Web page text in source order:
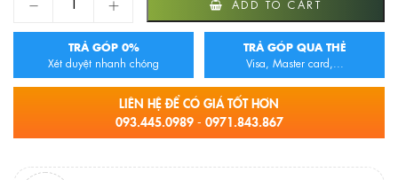
ADD TO CART
TRẢ GÓP 0%
Xét duyệt nhanh chóng
TRẢ GÓP QUA THẺ
Visa, Master card,...
LIÊN HỆ ĐỂ CÓ GIÁ TỐT HƠN
093.445.0989 - 0971.843.867